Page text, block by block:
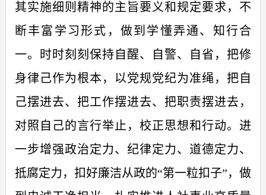
其实施细则精神的主旨要义和规定要求，不
断丰富学习形式，做到学懂弄通、知行合
一。
时时刻刻保持自醒、自警、自省，把修
身律己作为根本，以党规党纪为准绳，把自
己摆进去、把工作摆进去、把职责摆进去，
对照自己的言行举止，校正思想和行动。进
一步增强政治定力、纪律定力、道德定力、
抵腐定力，扣好廉洁从政的“第一粒扣子”，做